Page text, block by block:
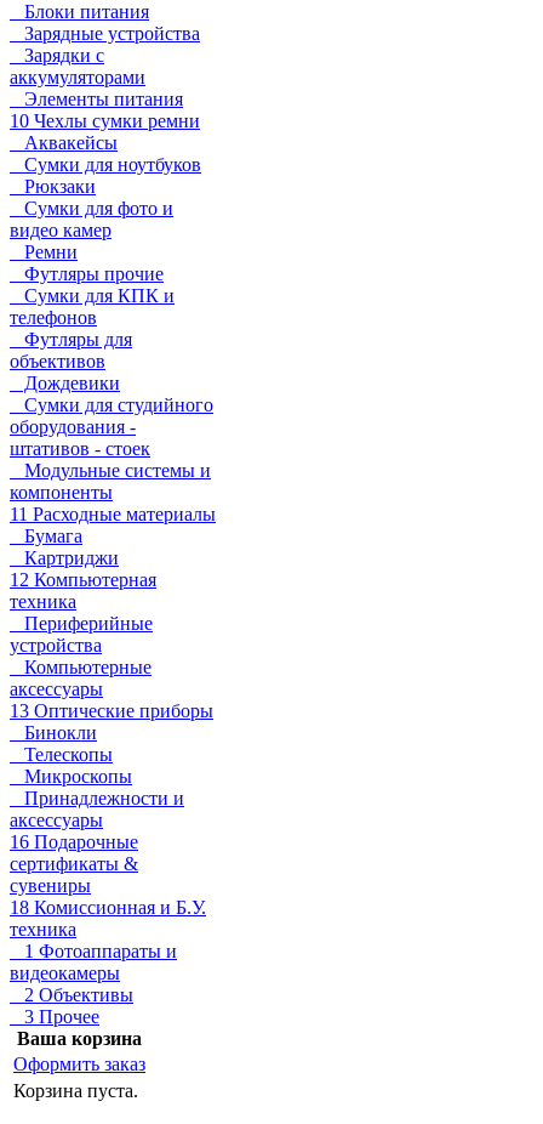
Блоки питания
Зарядные устройства
Зарядки с
аккумуляторами
Элементы питания
10 Чехлы сумки ремни
Аквакейсы
Сумки для ноутбуков
Рюкзаки
Сумки для фото и
видео камер
Ремни
Футляры прочие
Сумки для КПК и
телефонов
Футляры для
объективов
Дождевики
Сумки для студийного
оборудования -
штативов - стоек
Модульные системы и
компоненты
11 Расходные материалы
Бумага
Картриджи
12 Компьютерная
техника
Периферийные
устройства
Компьютерные
аксессуары
13 Оптические приборы
Бинокли
Телескопы
Микроскопы
Принадлежности и
аксессуары
16 Подарочные
сертификаты &
сувениры
18 Комиссионная и Б.У.
техника
1 Фотоаппараты и
видеокамеры
2 Объективы
3 Прочее
Ваша корзина
Оформить заказ
Корзина пуста.